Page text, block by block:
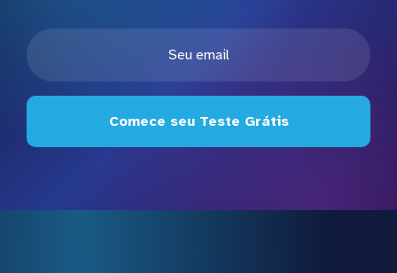
Comece seu Teste Grátis